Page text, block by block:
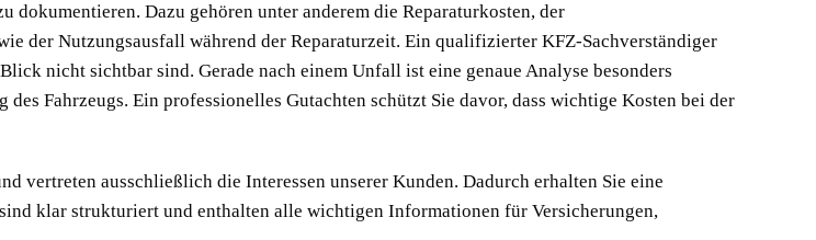
dokumentieren. Dazu gehören unter anderem die Reparaturkosten, der
der Nutzungsausfall während der Reparaturzeit. Ein qualifizierter KFZ-Sachverständiger
nicht sichtbar sind. Gerade nach einem Unfall ist eine genaue Analyse besonders
Fahrzeugs. Ein professionelles Gutachten schützt Sie davor, dass wichtige Kosten bei der
vertreten ausschließlich die Interessen unserer Kunden. Dadurch erhalten Sie eine
klar strukturiert und enthalten alle wichtigen Informationen für Versicherungen,